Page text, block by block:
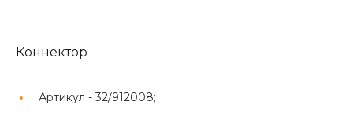
Коннектор
Артикул - 32/912008;